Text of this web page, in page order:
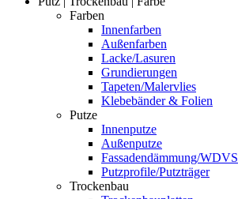
Farben
Innenfarben
Außenfarben
Lacke/Lasuren
Grundierungen
Tapeten/Malervlies
Klebebänder & Folien
Putze
Innenputze
Außenputze
Fassadendämmung/WDVS
Putzprofile/Putzträger
Trockenbau